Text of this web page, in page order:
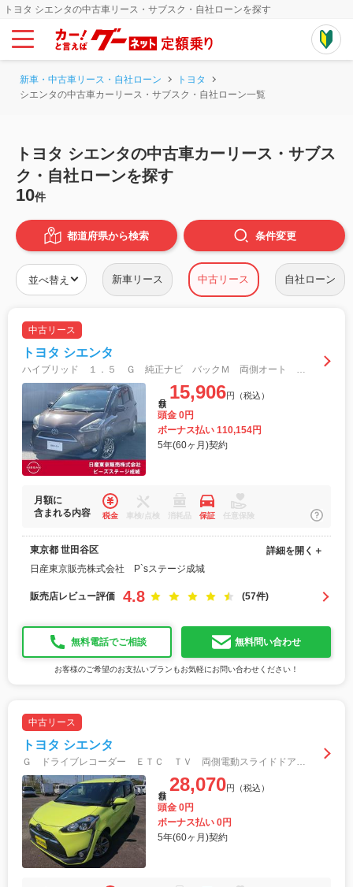
トヨタ シエンタの中古車リース・サブスク・自社ローンを探す
新車・中古車リース・自社ローン
トヨタ
シエンタの中古車カーリース・サブスク・自社ローン一覧
トヨタ シエンタの中古車カーリース・サブス
ク・自社ローンを探す
10件
都道府県から検索 条件変更
新車リース 中古リース 自社ローン
中古リース
トヨタ シエンタ
ハイブリッド １．５ Ｇ 純正ナビ バックＭ 両側オート ３列６人乗り 衝突回避 シートヒータ 両側自動ドア 記録簿あり スマキ 地デジフルセグＴＶ バックモニタ ＬＥＤライト ナビテレビ アルミホイール ドラレコ付 ＰＳ
15,906円（税込）
頭金 0円
ボーナス払い 110,154円
5年(60ヶ月)契約
月額に
含まれる内容
税金 車検/点検 消耗品 保証 任意保険
東京都 世田谷区
日産東京販売株式会社 P`sステージ成城
詳細を開く＋
販売店レビュー評価 4.8 (57件)
無料電話でご相談 無料問い合わせ
お客様のご希望のお支払いプランもお気軽にお問い合わせください！
中古リース
トヨタ シエンタ
Ｇ ドライブレコーダー ＥＴＣ ＴＶ 両側電動スライドドア スマートキー 電動格納ミラー シートヒーター ３列シート ＣＶＴ アルミホイール ＣＤ ミュージックプレイヤー接続可 Ｂｌｕｅｔｏｏｔｈ
28,070円（税込）
頭金 0円
ボーナス払い 0円
5年(60ヶ月)契約